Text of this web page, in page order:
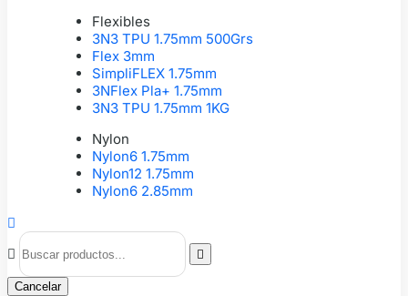
Flexibles
3N3 TPU 1.75mm 500Grs
Flex 3mm
SimpliFLEX 1.75mm
3NFlex Pla+ 1.75mm
3N3 TPU 1.75mm 1KG
Nylon
Nylon6 1.75mm
Nylon12 1.75mm
Nylon6 2.85mm



Cancelar